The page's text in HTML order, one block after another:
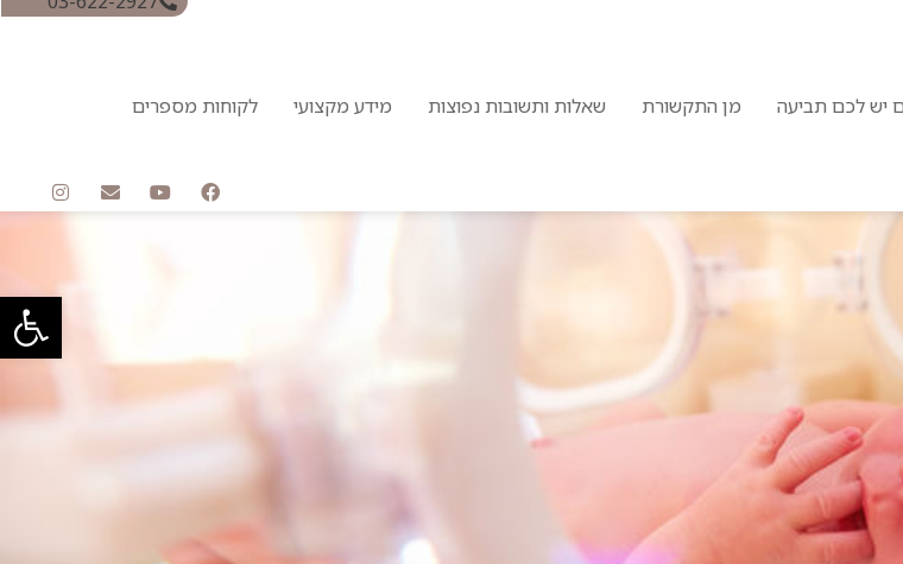
פתח
יש לכם תביעה מן התקשורת שאלות ותשובות נפוצות מידע מקצועי
לקוחות מספרים